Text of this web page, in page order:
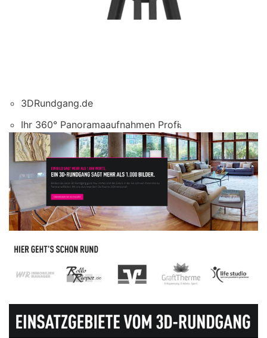
3DRundgang.de
Ihr 360° Panoramaaufnahmen Profi.